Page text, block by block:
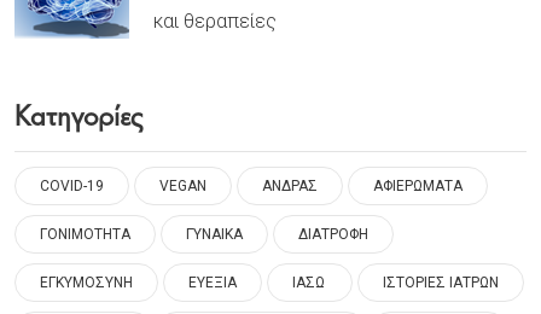
και θεραπείες
Κατηγορίες
COVID-19 VEGAN ΑΝΔΡΑΣ ΑΦΙΕΡΩΜΑΤΑ
ΓΟΝΙΜΟΤΗΤΑ ΓΥΝΑΙΚΑ ΔΙΑΤΡΟΦΗ
ΕΓΚΥΜΟΣΥΝΗ ΕΥΕΞΙΑ ΙΑΣΩ ΙΣΤΟΡΙΕΣ ΙΑΤΡΩΝ